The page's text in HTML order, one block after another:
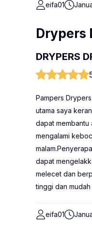
eifa01
Drypers
DRYPERS
Pampers
utama saya
dapat membantu
mengalami
dapat
melecet dan
tinggi dan
eifa01